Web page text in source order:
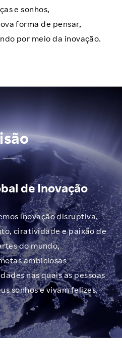
e sonhos,
forma de pensar,
por meio da inovação.
de Inovação
inovação disruptiva,
ciratividade e paixão de
do mundo,
ambiciosas
nas quais as pessoas
sonhos e vivam felizes.